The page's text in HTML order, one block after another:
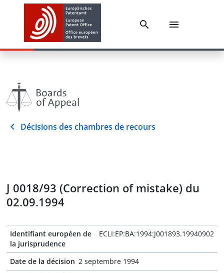
Décisions des chambres de recours
J 0018/93 (Correction of mistake) du
02.09.1994
Identifiant européen de
la jurisprudence
ECLI:EP:BA:1994:J001893.19940902
Date de la décision 2 septembre 1994